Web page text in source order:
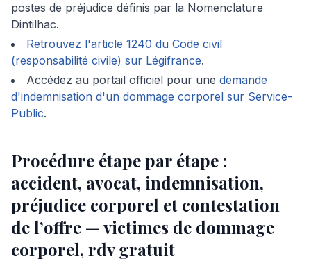
postes de préjudice définis par la Nomenclature
Dintilhac.
Retrouvez l'article 1240 du Code civil
(responsabilité civile) sur Légifrance.
Accédez au portail officiel pour une demande
d'indemnisation d'un dommage corporel sur Service-
Public.
Procédure étape par étape :
accident, avocat, indemnisation,
préjudice corporel et contestation
de l’offre — victimes de dommage
corporel, rdv gratuit